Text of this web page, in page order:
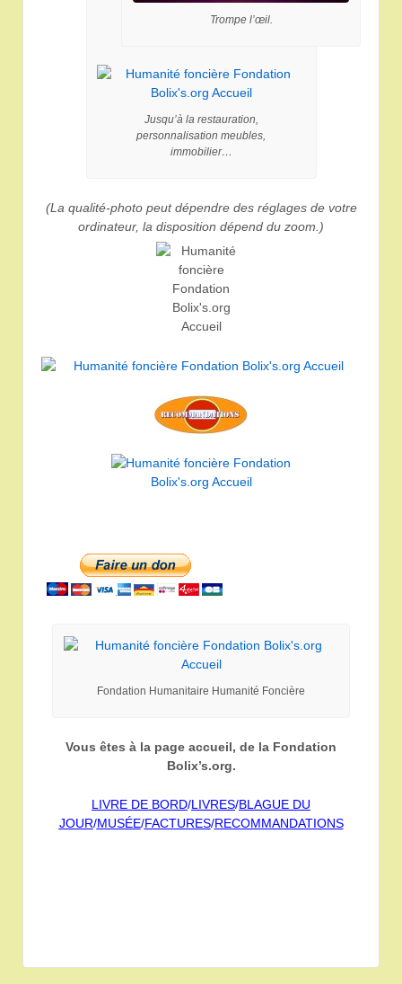
Trompe l’œil.
Jusqu’à la restauration,
personnalisation meubles,
immobilier…
(La qualité-photo peut dépendre des réglages de votre
ordinateur, la disposition dépend du zoom.)
Fondation Humanitaire Humanité Foncière
Vous êtes à la page accueil, de la Fondation
Bolix’s.org.
LIVRE DE BORD/LIVRES/BLAGUE DU
JOUR/MUSÉE/FACTURES/RECOMMANDATIONS